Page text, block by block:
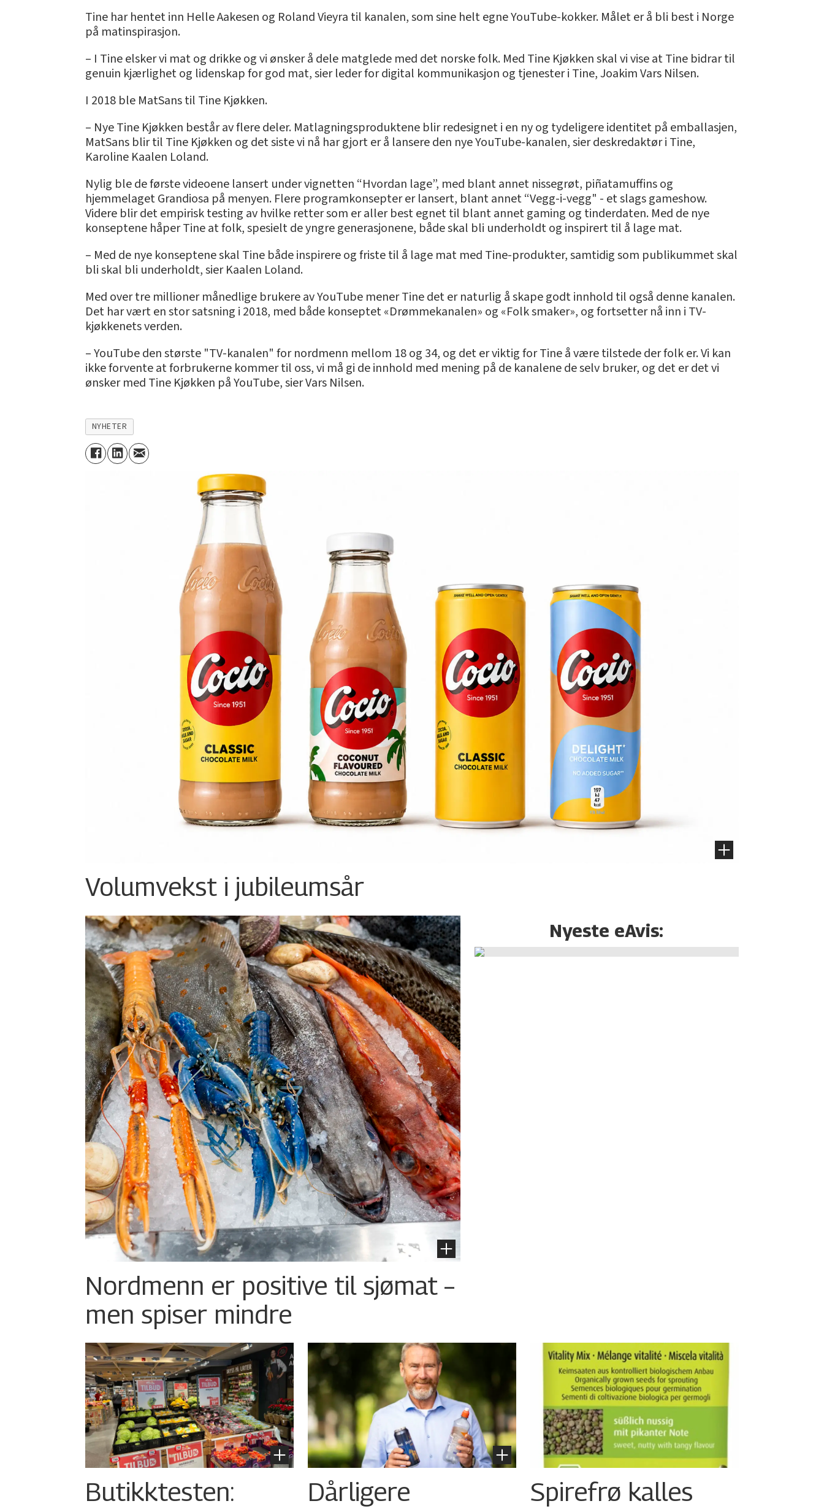
Tine har hentet inn Helle Aakesen og Roland Vieyra til kanalen, som sine helt egne YouTube-kokker. Målet er å bli best i Norge
på matinspirasjon.
– I Tine elsker vi mat og drikke og vi ønsker å dele matglede med det norske folk. Med Tine Kjøkken skal vi vise at Tine bidrar til
genuin kjærlighet og lidenskap for god mat, sier leder for digital kommunikasjon og tjenester i Tine, Joakim Vars Nilsen.
I 2018 ble MatSans til Tine Kjøkken.
– Nye Tine Kjøkken består av flere deler. Matlagningsproduktene blir redesignet i en ny og tydeligere identitet på emballasjen,
MatSans blir til Tine Kjøkken og det siste vi nå har gjort er å lansere den nye YouTube-kanalen, sier deskredaktør i Tine,
Karoline Kaalen Loland.
Nylig ble de første videoene lansert under vignetten “Hvordan lage”, med blant annet nissegrøt, piñatamuffins og
hjemmelaget Grandiosa på menyen. Flere programkonsepter er lansert, blant annet “Vegg-i-vegg" - et slags gameshow.
Videre blir det empirisk testing av hvilke retter som er aller best egnet til blant annet gaming og tinderdaten. Med de nye
konseptene håper Tine at folk, spesielt de yngre generasjonene, både skal bli underholdt og inspirert til å lage mat.
– Med de nye konseptene skal Tine både inspirere og friste til å lage mat med Tine-produkter, samtidig som publikummet skal
bli skal bli underholdt, sier Kaalen Loland.
Med over tre millioner månedlige brukere av YouTube mener Tine det er naturlig å skape godt innhold til også denne kanalen.
Det har vært en stor satsning i 2018, med både konseptet «Drømmekanalen» og «Folk smaker», og fortsetter nå inn i TV-
kjøkkenets verden.
– YouTube den største "TV-kanalen" for nordmenn mellom 18 og 34, og det er viktig for Tine å være tilstede der folk er. Vi kan
ikke forvente at forbrukerne kommer til oss, vi må gi de innhold med mening på de kanalene de selv bruker, og det er det vi
ønsker med Tine Kjøkken på YouTube, sier Vars Nilsen.
NYHETER
Volumvekst i jubileumsår
Nordmenn er positive til sjømat –
men spiser mindre
Nyeste eAvis:
Butikktesten:
Dårligere
Spirefrø kalles